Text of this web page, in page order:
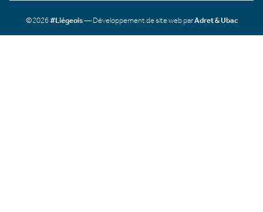
©2026#Liégeois— Développement de site web parAdret & Ubac